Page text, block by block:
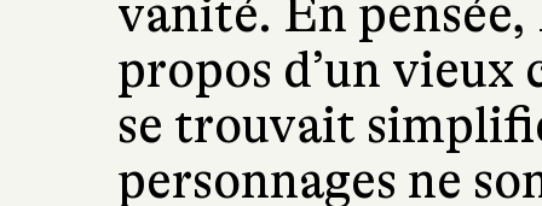
vanité. En
propos d’un vieux
se trouvait
personnages ne